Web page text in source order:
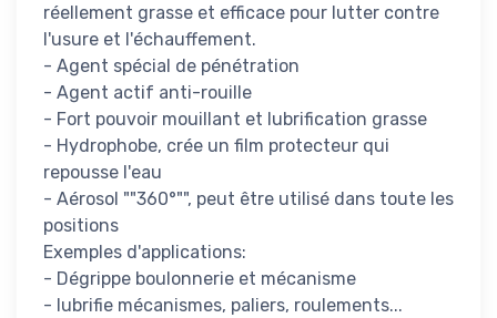
réellement grasse et efficace pour lutter contre
l'usure et l'échauffement.
- Agent spécial de pénétration
- Agent actif anti-rouille
- Fort pouvoir mouillant et lubrification grasse
- Hydrophobe, crée un film protecteur qui
repousse l'eau
- Aérosol ""360°"", peut être utilisé dans toute les
positions
Exemples d'applications:
- Dégrippe boulonnerie et mécanisme
- lubrifie mécanismes, paliers, roulements...